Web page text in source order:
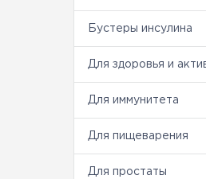
Бустеры инсулина
Для здоровья и
Для иммунитета
Для пищеварения
Для простаты